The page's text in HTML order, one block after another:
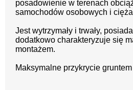
posadowienie w terenach
samochodów osobowych i
Jest wytrzymały i trwały,
dodatkowo charakteryzuje się
montażem.
Maksymalne przykrycie